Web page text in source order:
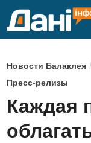
О
п
у
б
л
Новости Балаклея
Пресс-релизы
Каждая